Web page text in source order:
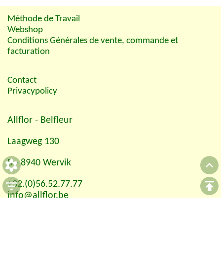
Méthode de Travail
Webshop
Conditions Générales de vente, commande et
facturation
Contact
Privacypolicy
Allflor - Belfleur
Laagweg 130
B - 8940 Wervik
+32.(0)56.52.77.77
info@allflor.be